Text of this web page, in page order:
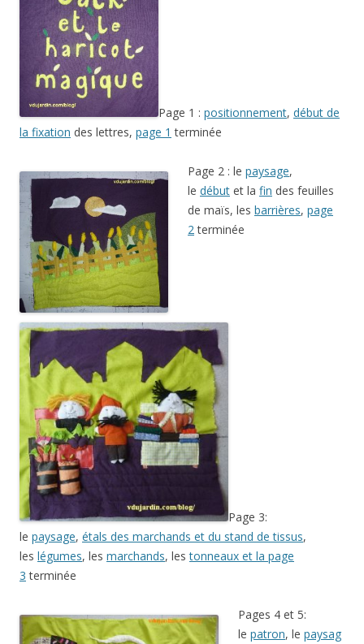
Page 1 : positionnement, début de
la fixation des lettres, page 1 terminée
Page 2 : le paysage,
le début et la fin des feuilles
de maïs, les barrières, page
2terminée
Page 3:
le paysage, étals des marchands et du stand de tissus,
les légumes, les marchands, lestonneaux et la page
3 terminée
Pages 4 et 5:
le patron, le paysag